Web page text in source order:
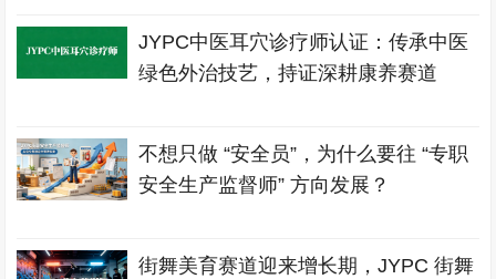
JYPC中医耳穴诊疗师认证：传承中医
绿色外治技艺，持证深耕康养赛道
不想只做 “安全员”，为什么要往 “专职
安全生产监督师” 方向发展？
街舞美育赛道迎来增长期，JYPC 街舞